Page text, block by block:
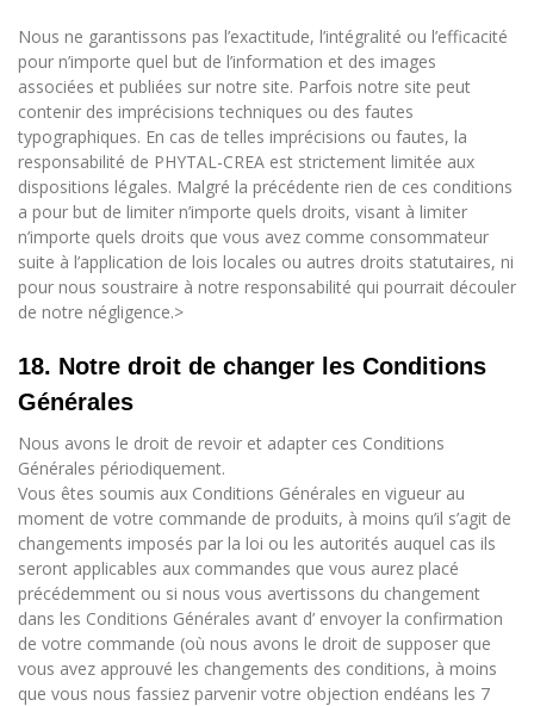
Nous ne garantissons pas l’exactitude, l’intégralité ou l’efficacité
pour n’importe quel but de l’information et des images
associées et publiées sur notre site. Parfois notre site peut
contenir des imprécisions techniques ou des fautes
typographiques. En cas de telles imprécisions ou fautes, la
responsabilité de PHYTAL-CREA est strictement limitée aux
dispositions légales. Malgré la précédente rien de ces conditions
a pour but de limiter n’importe quels droits, visant à limiter
n’importe quels droits que vous avez comme consommateur
suite à l’application de lois locales ou autres droits statutaires, ni
pour nous soustraire à notre responsabilité qui pourrait découler
de notre négligence.>
18. Notre droit de changer les Conditions
Générales
Nous avons le droit de revoir et adapter ces Conditions
Générales périodiquement.
Vous êtes soumis aux Conditions Générales en vigueur au
moment de votre commande de produits, à moins qu’il s’agit de
changements imposés par la loi ou les autorités auquel cas ils
seront applicables aux commandes que vous aurez placé
précédemment ou si nous vous avertissons du changement
dans les Conditions Générales avant d’ envoyer la confirmation
de votre commande (où nous avons le droit de supposer que
vous avez approuvé les changements des conditions, à moins
que vous nous fassiez parvenir votre objection endéans les 7